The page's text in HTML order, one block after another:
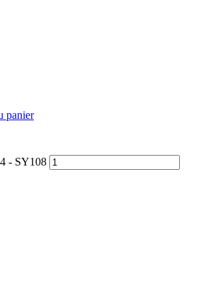
panier
- SY108